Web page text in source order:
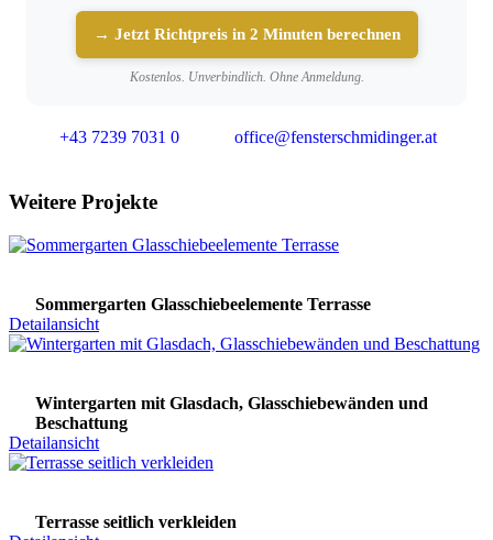
→ Jetzt Richtpreis in 2 Minuten berechnen
Kostenlos. Unverbindlich. Ohne Anmeldung.
+43 7239 7031 0 office@fensterschmidinger.at
Weitere Projekte
Sommergarten Glasschiebeelemente Terrasse
Detailansicht
Wintergarten mit Glasdach, Glasschiebewänden und
Beschattung
Detailansicht
Terrasse seitlich verkleiden